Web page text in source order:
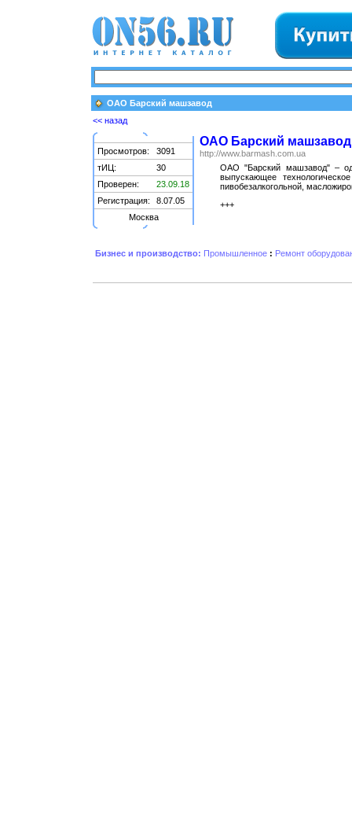
ОАО Барский машзавод
<< назад
Просмотров:
3091
тИЦ:
30
Проверен:
23.09.18
Регистрация:
8.07.05
Москва
ОАО Барский машзавод
http://www.barmash.com.ua
ОАО "Барский машзавод" –
выпускающее
пивобезалкогольной,
+++
Бизнес и производство: Промышленное : Ремонт